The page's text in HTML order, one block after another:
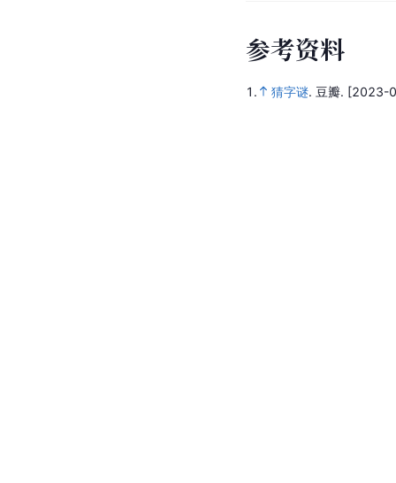
参考资料
1. 猜字谜. 豆瓣. [2023-